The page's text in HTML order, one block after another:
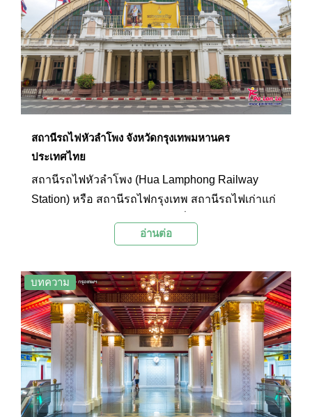
สถานีรถไฟหัวลำโพง จังหวัดกรุงเทพมหานคร
ประเทศไทย
สถานีรถไฟหัวลำโพง (Hua Lamphong Railway
Station) หรือ สถานีรถไฟกรุงเทพ สถานีรถไฟเก่าแก่
สวยงาม และเป็นเอกลักษณ์ ซึ่งถือเป็นสถานที่ที่มี
มาร์กสำคัญของกรุงเทพมหานคร
อ่านต่อ
บทความ